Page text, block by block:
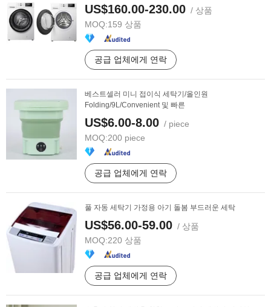
US$160.00-230.00 / 상품
MOQ:159 상품
공급 업체에게 연락
베스트셀러 미니 접이식 세탁기/올인원
Folding/9L/Convenient 및 빠른
US$6.00-8.00 / piece
MOQ:200 piece
공급 업체에게 연락
풀 자동 세탁기 가정용 아기 돌봄 부드러운 세탁
US$56.00-59.00 / 상품
MOQ:220 상품
공급 업체에게 연락